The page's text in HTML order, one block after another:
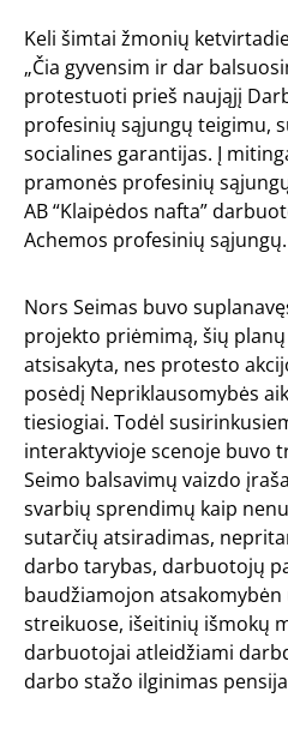
Keli šimtai žmonių
„Čia gyvensim ir dar
protestuoti prieš naująjį
profesinių sąjungų teigimu,
socialines garantijas. Į
pramonės profesinių
AB “Klaipėdos nafta”
Achemos profesinių sąjungų.
Nors Seimas buvo
projekto priėmimą, šių
atsisakyta, nes protesto
posėdį Nepriklausomybės
tiesiogiai. Todėl
interaktyvioje scenoje buvo
Seimo balsavimų vaizdo
svarbių sprendimų kaip
sutarčių atsiradimas,
darbo tarybas, darbuotojų
baudžiamojon atsakomybėn
streikuose, išeitinių išmokų
darbuotojai atleidžiami
darbo stažo ilginimas